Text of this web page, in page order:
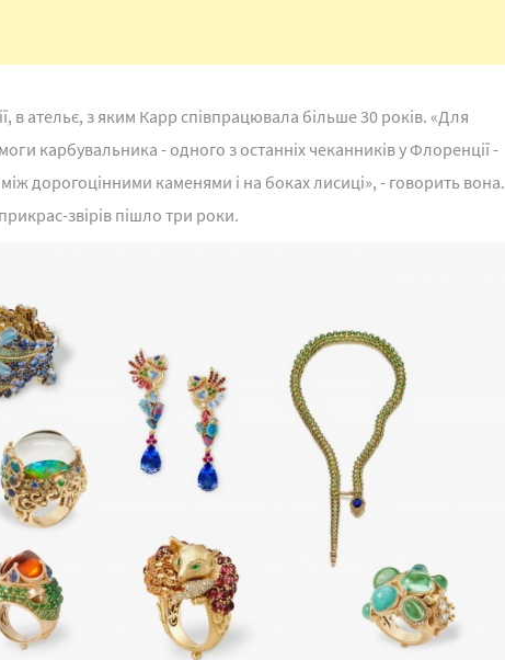
в ательє, з яким Карр співпрацювала більше 30 років. «Для
карбувальника - одного з останніх чеканників у Флоренції -
дорогоцінними каменями і на боках лисиці», - говорить вона.
звірів пішло три роки.